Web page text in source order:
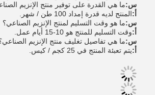
س:ما هي القدرة على توفير منتج الإنزيم
أ:المنتج لديه قدرة إمداد 100 طن / شهر.
س:ما هو وقت التسليم لمنتج الإنزيم الصناعي؟
أ:وقت التسليم للمنتج هو 10-15 أيام عمل.
س:ما هي تفاصيل تغليف منتج الإنزيم
أ:يتم تعبئة المنتج في 25 كجم / كيس.